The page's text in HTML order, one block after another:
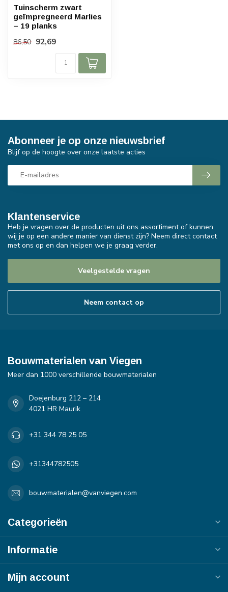
Tuinscherm zwart
geïmpregneerd Marlies
– 19 planks
86,50 92,69
Klantenservice
Heb je vragen over de producten uit ons assortiment of kunnen
wij je op een andere manier van dienst zijn? Neem direct contact
met ons op en dan helpen we je graag verder.
Veelgestelde vragen
Neem contact op
Abonneer je op onze nieuwsbrief
Blijf op de hoogte over onze laatste acties
Bouwmaterialen van Viegen
Meer dan 1000 verschillende bouwmaterialen
Doejenburg 212 – 214
4021 HR Maurik
+31 344 78 25 05
+31344782505
bouwmaterialen@vanviegen.com
Categorieën
Informatie
Mijn account